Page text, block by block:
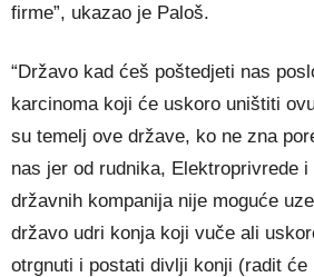
firme”, ukazao je Paloš.
“Državo kad ćeš poštedjeti nas
karcinoma koji će uskoro uništiti
su temelj ove države, ko ne zna
nas jer od rudnika, Elektroprivrede
državnih kompanija nije moguće
državo udri konja koji vuče ali
otrgnuti i postati divlji konji (radit će